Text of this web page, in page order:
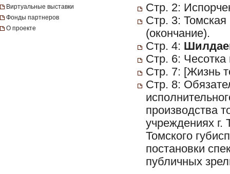
Виртуальные выставки
Фонды партнеров
О проекте
Стр. 2:
Стр. 3:
(окончание).
Стр. 4:
Стр. 6:
Стр. 7: [Жизнь
Стр. 8:
производства
учреждениях
Томского
постановки
публичных